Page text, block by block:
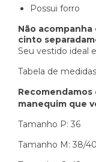
Possui forro
Não
cinto
Seu vestido ideal
Tabela de
manequim que
Tamanho P: 36
Tamanho M: 38/40